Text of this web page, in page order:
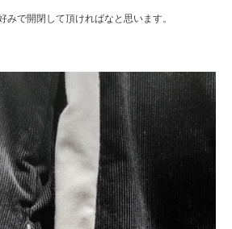
みで開閉して頂ければなと思います。